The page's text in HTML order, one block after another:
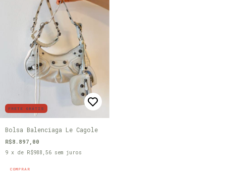
FRETE GRÁTIS
Bolsa Balenciaga Le Cagole
R$8.897,00
9 x de R$988,56 sem juros
COMPRAR